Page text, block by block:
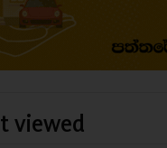
viewed